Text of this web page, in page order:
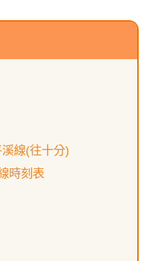
線(往十分)
時刻表